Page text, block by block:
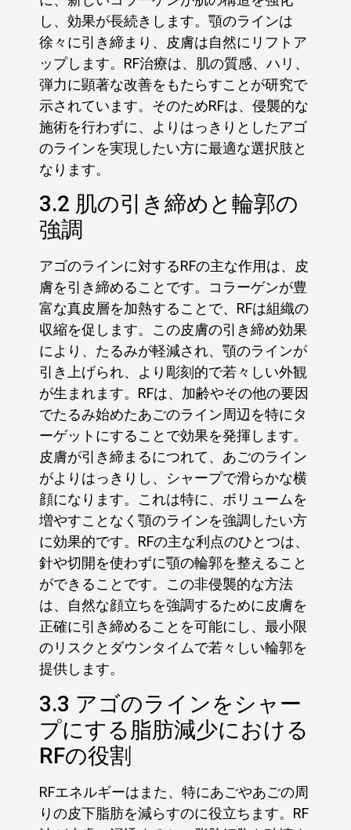
し、効果が長続きします。顎のラインは
徐々に引き締まり、皮膚は自然にリフトア
ップします。RF治療は、肌の質感、ハリ、
弾力に顕著な改善をもたらすことが研究で
示されています。そのためRFは、侵襲的な
施術を行わずに、よりはっきりとしたアゴ
のラインを実現したい方に最適な選択肢と
なります。
3.2 肌の引き締めと輪郭の
強調
アゴのラインに対するRFの主な作用は、皮
膚を引き締めることです。コラーゲンが豊
富な真皮層を加熱することで、RFは組織の
収縮を促します。この皮膚の引き締め効果
により、たるみが軽減され、顎のラインが
引き上げられ、より彫刻的で若々しい外観
が生まれます。RFは、加齢やその他の要因
でたるみ始めたあごのライン周辺を特にタ
ーゲットにすることで効果を発揮します。
皮膚が引き締まるにつれて、あごのライン
がよりはっきりし、シャープで滑らかな横
顔になります。これは特に、ボリュームを
増やすことなく顎のラインを強調したい方
に効果的です。RFの主な利点のひとつは、
針や切開を使わずに顎の輪郭を整えること
ができることです。この非侵襲的な方法
は、自然な顔立ちを強調するために皮膚を
正確に引き締めることを可能にし、最小限
のリスクとダウンタイムで若々しい輪郭を
提供します。
3.3 アゴのラインをシャー
プにする脂肪減少における
RFの役割
RFエネルギーはまた、特にあごやあごの周
りの皮下脂肪を減らすのに役立ちます。RF